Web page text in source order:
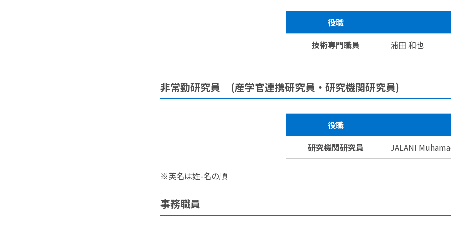
役職
技術専門職員
浦田 和也
非常勤研究員 (産学官連携研究員・研究機関研究員)
役職
研究機関研究員
JALANI
※英名は姓-名の順
事務職員